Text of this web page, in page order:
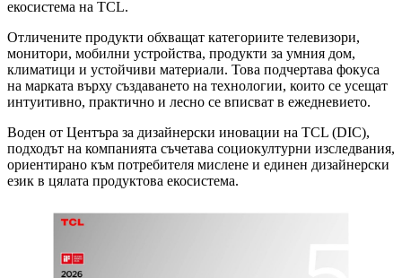
екосистема на TCL.
Отличените продукти обхващат категориите телевизори,
монитори, мобилни устройства, продукти за умния дом,
климатици и устойчиви материали. Това подчертава фокуса
на марката върху създаването на технологии, които се усещат
интуитивно, практично и лесно се вписват в ежедневието.
Воден от Центъра за дизайнерски иновации на TCL (DIC),
подходът на компанията съчетава социокултурни изследвания,
ориентирано към потребителя мислене и единен дизайнерски
език в цялата продуктова екосистема.